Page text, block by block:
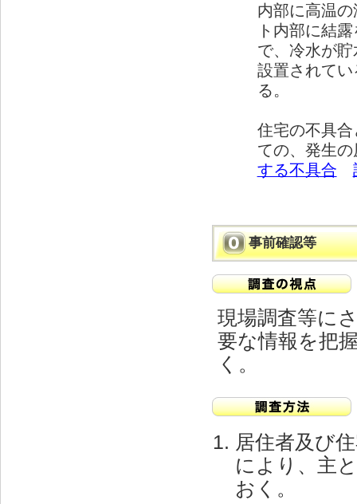
内部に高温
ト内部に結
で、冷水が
設置されて
る。
住宅の不具
ての、発生
する不具合
事前確認等
現場調査等に
要な情報を把
く。
居住者及び
により、主
おく。